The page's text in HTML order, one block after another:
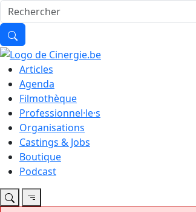
Articles
Agenda
Filmothèque
Professionnel·le·s
Organisations
Castings & Jobs
Boutique
Podcast